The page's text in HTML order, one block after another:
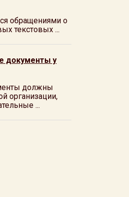
обращениями о
текстовых ...
документы у
должны
организации,
...